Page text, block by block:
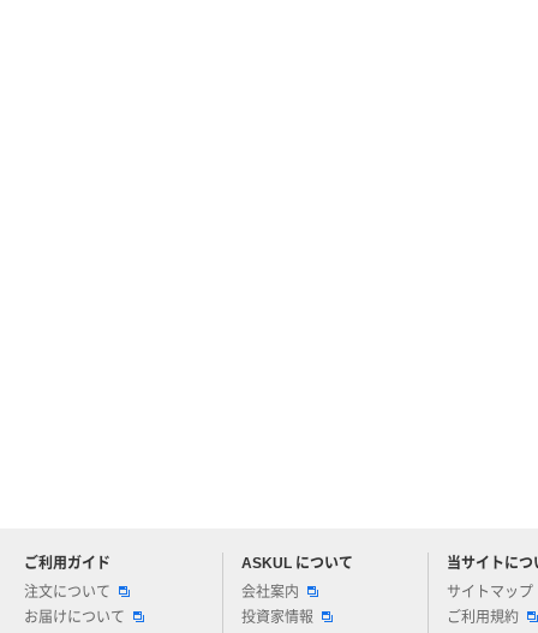
ご利用ガイド
注文について
お届けについて
ASKUL について
会社案内
投資家情報
当サイトにつ
サイトマップ
ご利用規約
アスクルについてお気軽にご質問ください